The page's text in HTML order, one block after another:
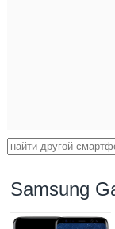
Samsung